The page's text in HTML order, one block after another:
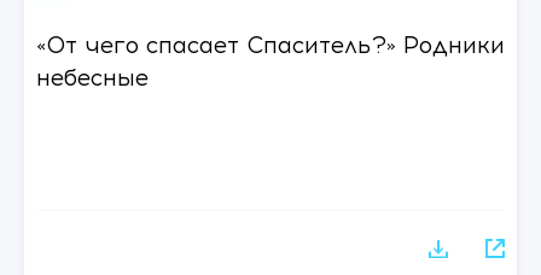
«От чего спасает Спаситель?» Родники
небесные